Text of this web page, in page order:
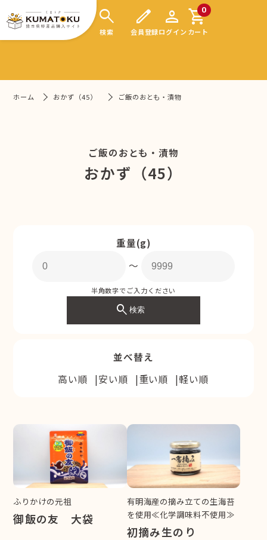
search
検索
edit
会員登録
person
ログイン
0
shopping_cart
カート
ホーム おかず（45） ご飯のおとも・漬物
ご飯のおとも・漬物
おかず（45）
重量(g)
〜
半角数字でご入力ください
search検索
並べ替え
高い順
安い順 重い順 軽い順
ふりかけの元祖
御飯の友 大袋
有明海産の摘み立ての生海苔
を使用≪化学調味料不使用≫
初摘み生のり